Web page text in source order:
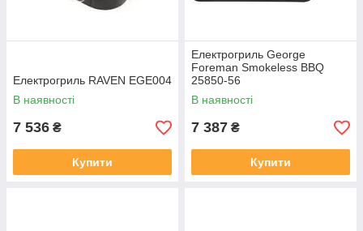
Електрогриль RAVEN EGE004
В наявності
7 536 ₴
Купити
Електрогриль George
Foreman Smokeless BBQ
25850-56
В наявності
7 387 ₴
Купити